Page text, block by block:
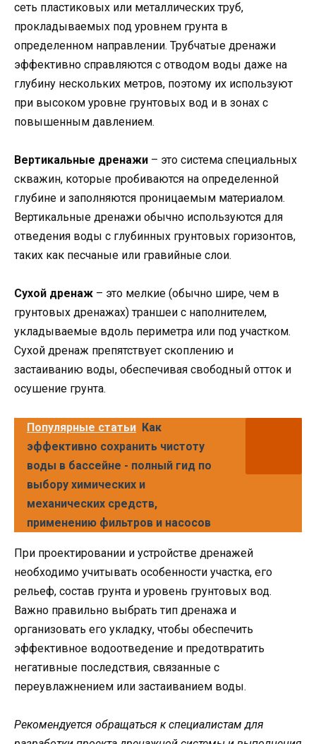
сеть пластиковых или металлических труб,
прокладываемых под уровнем грунта в
определенном направлении. Трубчатые дренажи
эффективно справляются с отводом воды даже на
глубину нескольких метров, поэтому их используют
при высоком уровне грунтовых вод и в зонах с
повышенным давлением.
Вертикальные дренажи – это система специальных
скважин, которые пробиваются на определенной
глубине и заполняются проницаемым материалом.
Вертикальные дренажи обычно используются для
отведения воды с глубинных грунтовых горизонтов,
таких как песчаные или гравийные слои.
Сухой дренаж – это мелкие (обычно шире, чем в
грунтовых дренажах) траншеи с наполнителем,
укладываемые вдоль периметра или под участком.
Сухой дренаж препятствует скоплению и
застаиванию воды, обеспечивая свободный отток и
осушение грунта.
Популярные статьи Как
эффективно сохранить чистоту
воды в бассейне - полный гид по
выбору химических и
механических средств,
применению фильтров и насосов
При проектировании и устройстве дренажей
необходимо учитывать особенности участка, его
рельеф, состав грунта и уровень грунтовых вод.
Важно правильно выбрать тип дренажа и
организовать его укладку, чтобы обеспечить
эффективное водоотведение и предотвратить
негативные последствия, связанные с
переувлажнением или застаиванием воды.
Рекомендуется обращаться к специалистам для